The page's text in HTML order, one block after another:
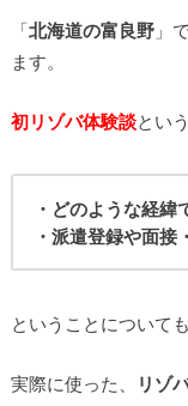
「北海道の富良野」
ます。
初リゾバ体験談とい
・どのような経緯
・派遣登録や面接
ということについて
実際に使った、 リゾ